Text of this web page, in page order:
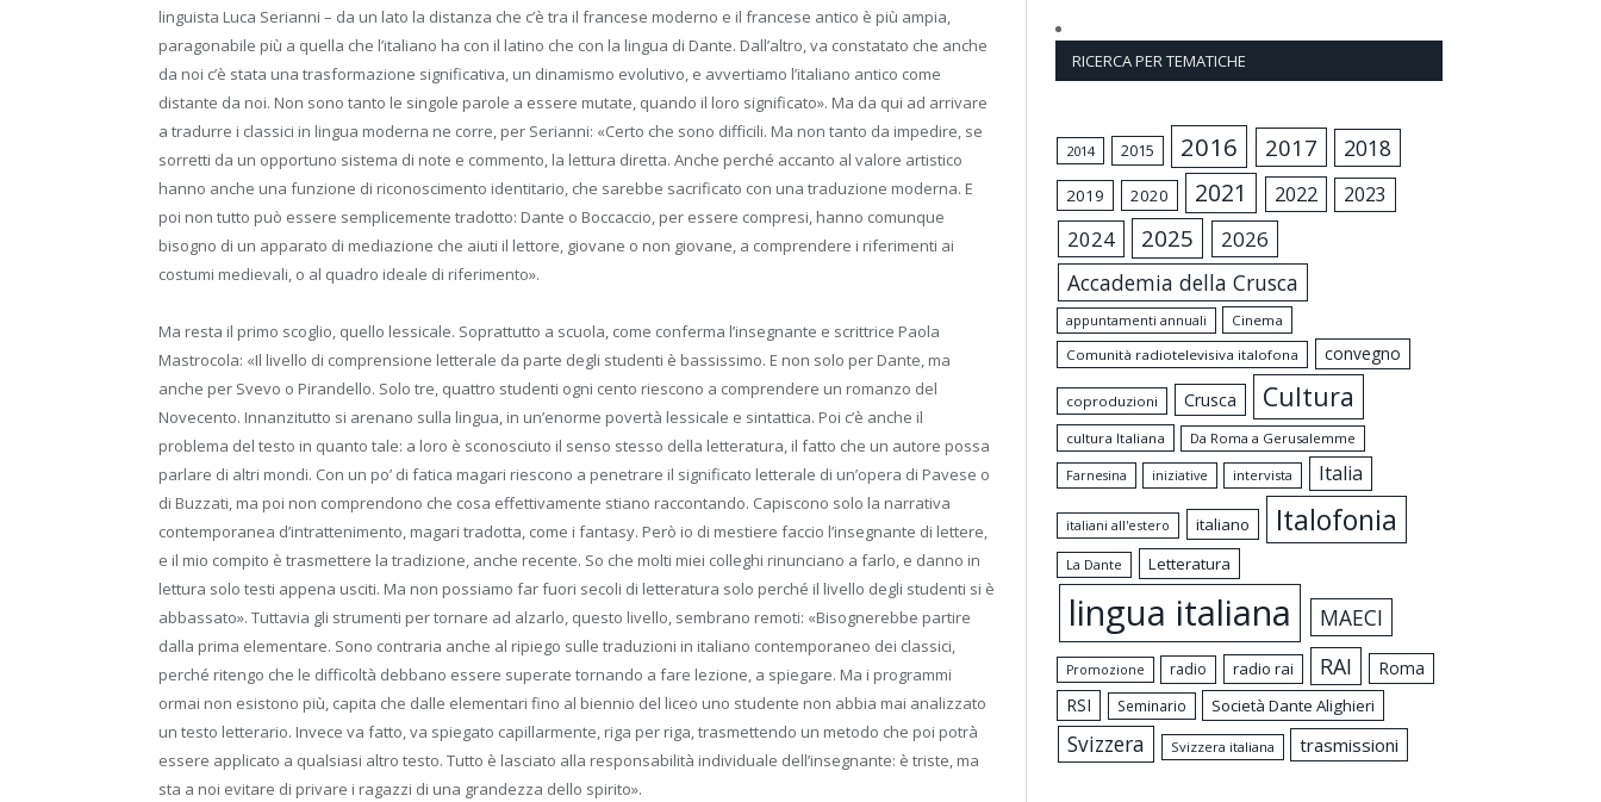
linguista Luca Serianni – da un lato la distanza che c’è tra il francese moderno e il francese antico è più ampia,
paragonabile più a quella che l’italiano ha con il latino che con la lingua di Dante. Dall’altro, va constatato che anche
da noi c’è stata una trasformazione significativa, un dinamismo evolutivo, e avvertiamo l’italiano antico come
distante da noi. Non sono tanto le singole parole a essere mutate, quando il loro significato». Ma da qui ad arrivare
a tradurre i classici in lingua moderna ne corre, per Serianni: «Certo che sono difficili. Ma non tanto da impedire, se
sorretti da un opportuno sistema di note e commento, la lettura diretta. Anche perché accanto al valore artistico
hanno anche una funzione di riconoscimento identitario, che sarebbe sacrificato con una traduzione moderna. E
poi non tutto può essere semplicemente tradotto: Dante o Boccaccio, per essere compresi, hanno comunque
bisogno di un apparato di mediazione che aiuti il lettore, giovane o non giovane, a comprendere i riferimenti ai
costumi medievali, o al quadro ideale di riferimento».
Ma resta il primo scoglio, quello lessicale. Soprattutto a scuola, come conferma l’insegnante e scrittrice Paola
Mastrocola: «Il livello di comprensione letterale da parte degli studenti è bassissimo. E non solo per Dante, ma
anche per Svevo o Pirandello. Solo tre, quattro studenti ogni cento riescono a comprendere un romanzo del
Novecento. Innanzitutto si arenano sulla lingua, in un’enorme povertà lessicale e sintattica. Poi c’è anche il
problema del testo in quanto tale: a loro è sconosciuto il senso stesso della letteratura, il fatto che un autore possa
parlare di altri mondi. Con un po’ di fatica magari riescono a penetrare il significato letterale di un’opera di Pavese o
di Buzzati, ma poi non comprendono che cosa effettivamente stiano raccontando. Capiscono solo la narrativa
contemporanea d’intrattenimento, magari tradotta, come i fantasy. Però io di mestiere faccio l’insegnante di lettere,
e il mio compito è trasmettere la tradizione, anche recente. So che molti miei colleghi rinunciano a farlo, e danno in
lettura solo testi appena usciti. Ma non possiamo far fuori secoli di letteratura solo perché il livello degli studenti si è
abbassato». Tuttavia gli strumenti per tornare ad alzarlo, questo livello, sembrano remoti: «Bisognerebbe partire
dalla prima elementare. Sono contraria anche al ripiego sulle traduzioni in italiano contemporaneo dei classici,
perché ritengo che le difficoltà debbano essere superate tornando a fare lezione, a spiegare. Ma i programmi
ormai non esistono più, capita che dalle elementari fino al biennio del liceo uno studente non abbia mai analizzato
un testo letterario. Invece va fatto, va spiegato capillarmente, riga per riga, trasmettendo un metodo che poi potrà
essere applicato a qualsiasi altro testo. Tutto è lasciato alla responsabilità individuale dell’insegnante: è triste, ma
sta a noi evitare di privare i ragazzi di una grandezza dello spirito».
RICERCA PER TEMATICHE
2014 2015 2016 2017 2018
2019 2020 2021 2022 2023
2024 2025 2026
Accademia della Crusca
appuntamenti annuali
Cinema
Comunità radiotelevisiva italofona
convegno
coproduzioni Crusca Cultura
cultura Italiana Da Roma a Gerusalemme
Farnesina iniziative intervista Italia
italiani all'estero italiano Italofonia
La Dante Letteratura
lingua italiana MAECI
Promozione radio radio rai RAI
Roma
RSI
Seminario Società Dante Alighieri
Svizzera Svizzera italiana trasmissioni